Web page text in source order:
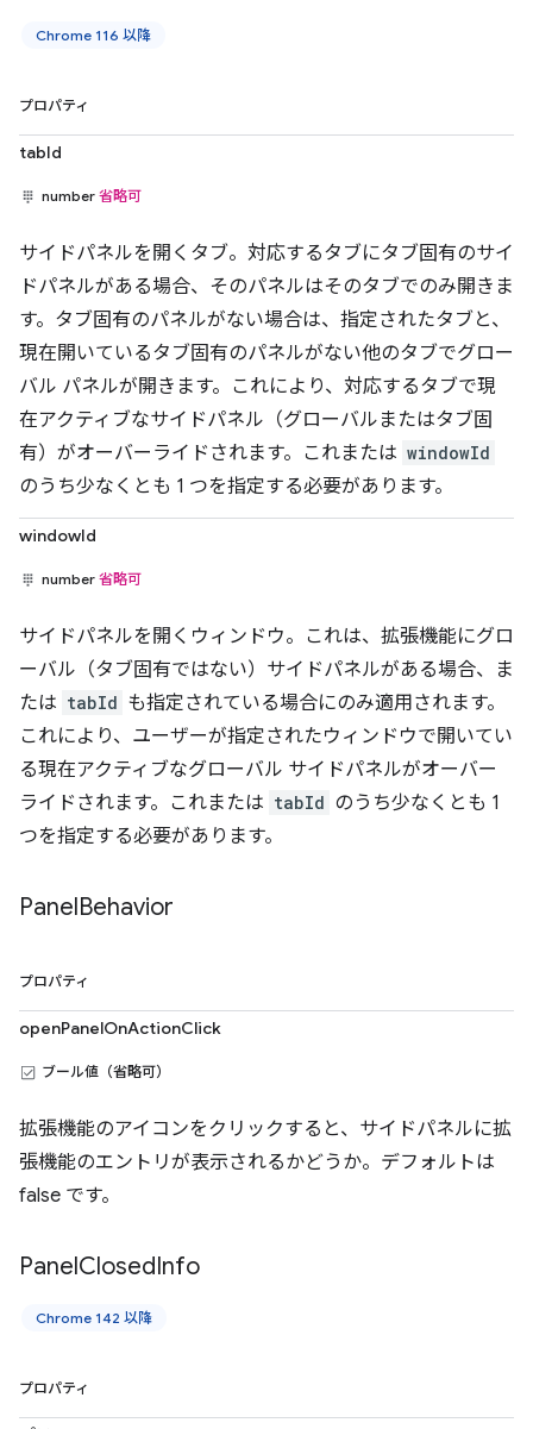
Chrome 116 以降
プロパティ
tabId
number 省略可
サイドパネルを開くタブ。対応するタブにタブ固有のサイ
ドパネルがある場合、そのパネルはそのタブでのみ開きま
す。タブ固有のパネルがない場合は、指定されたタブと、
現在開いているタブ固有のパネルがない他のタブでグロー
バル パネルが開きます。これにより、対応するタブで現
在アクティブなサイドパネル（グローバルまたはタブ固
有）がオーバーライドされます。これまたは windowId
のうち少なくとも 1 つを指定する必要があります。
windowId
number 省略可
サイドパネルを開くウィンドウ。これは、拡張機能にグロ
ーバル（タブ固有ではない）サイドパネルがある場合、ま
たは tabId も指定されている場合にのみ適用されます。
これにより、ユーザーが指定されたウィンドウで開いてい
る現在アクティブなグローバル サイドパネルがオーバー
ライドされます。これまたは tabId のうち少なくとも 1
つを指定する必要があります。
PanelBehavior
プロパティ
openPanelOnActionClick
ブール値（省略可）
拡張機能のアイコンをクリックすると、サイドパネルに拡
張機能のエントリが表示されるかどうか。デフォルトは
false です。
PanelClosedInfo
Chrome 142 以降
プロパティ